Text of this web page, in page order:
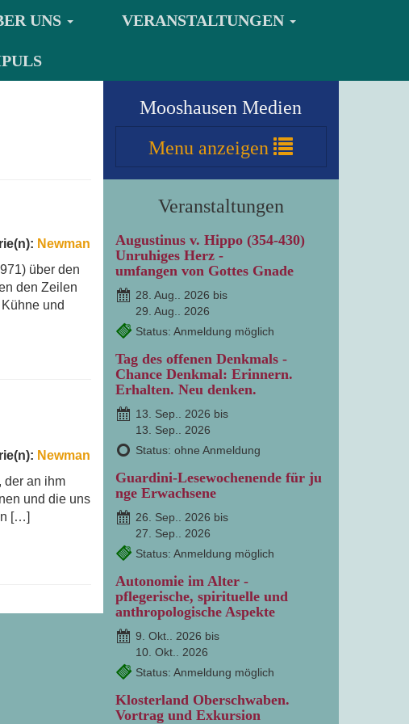
UNS VERANSTALTUNGEN
Newman
über den
den Zeilen
und
Newman
der an ihm
und die uns
[…]
Mooshausen Medien
Menu anzeigen
Veranstaltungen
Augustinus v. Hippo (354-430)
Unruhiges Herz -
umfangen von Gottes Gnade
28. Aug.. 2026 bis
29. Aug.. 2026
Status: Anmeldung möglich
Tag des offenen Denkmals -
Chance Denkmal: Erinnern.
Erhalten. Neu denken.
13. Sep.. 2026 bis
13. Sep.. 2026
Status: ohne Anmeldung
Guardini-Lesewochenende für ju
nge Erwachsene
26. Sep.. 2026 bis
27. Sep.. 2026
Status: Anmeldung möglich
Autonomie im Alter -
pflegerische, spirituelle und
anthropologische Aspekte
9. Okt.. 2026 bis
10. Okt.. 2026
Status: Anmeldung möglich
Klosterland Oberschwaben.
Vortrag und Exkursion